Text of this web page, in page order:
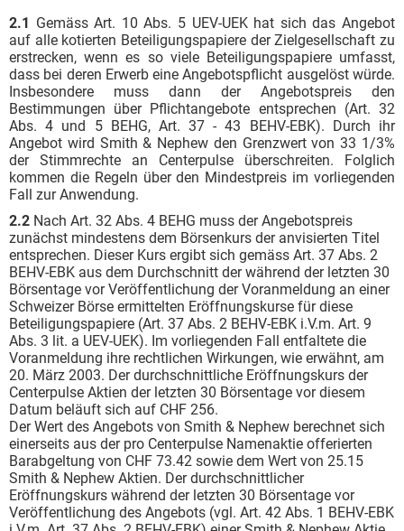
2.1 Gemäss Art. 10 Abs. 5 UEV-UEK hat sich das Angebot
auf alle kotierten Beteiligungspapiere der Zielgesellschaft zu
erstrecken, wenn es so viele Beteiligungspapiere umfasst,
dass bei deren Erwerb eine Angebotspflicht ausgelöst würde.
Insbesondere muss dann der Angebotspreis den
Bestimmungen über Pflichtangebote entsprechen (Art. 32
Abs. 4 und 5 BEHG, Art. 37 - 43 BEHV-EBK). Durch ihr
Angebot wird Smith & Nephew den Grenzwert von 33 1/3%
der Stimmrechte an Centerpulse überschreiten. Folglich
kommen die Regeln über den Mindestpreis im vorliegenden
Fall zur Anwendung.
2.2 Nach Art. 32 Abs. 4 BEHG muss der Angebotspreis
zunächst mindestens dem Börsenkurs der anvisierten Titel
entsprechen. Dieser Kurs ergibt sich gemäss Art. 37 Abs. 2
BEHV-EBK aus dem Durchschnitt der während der letzten 30
Börsentage vor Veröffentlichung der Voranmeldung an einer
Schweizer Börse ermittelten Eröffnungskurse für diese
Beteiligungspapiere (Art. 37 Abs. 2 BEHV-EBK i.V.m. Art. 9
Abs. 3 lit. a UEV-UEK). Im vorliegenden Fall entfaltete die
Voranmeldung ihre rechtlichen Wirkungen, wie erwähnt, am
20. März 2003. Der durchschnittliche Eröffnungskurs der
Centerpulse Aktien der letzten 30 Börsentage vor diesem
Datum beläuft sich auf CHF 256.
Der Wert des Angebots von Smith & Nephew berechnet sich
einerseits aus der pro Centerpulse Namenaktie offerierten
Barabgeltung von CHF 73.42 sowie dem Wert von 25.15
Smith & Nephew Aktien. Der durchschnittlicher
Eröffnungskurs während der letzten 30 Börsentage vor
Veröffentlichung des Angebots (vgl. Art. 42 Abs. 1 BEHV-EBK